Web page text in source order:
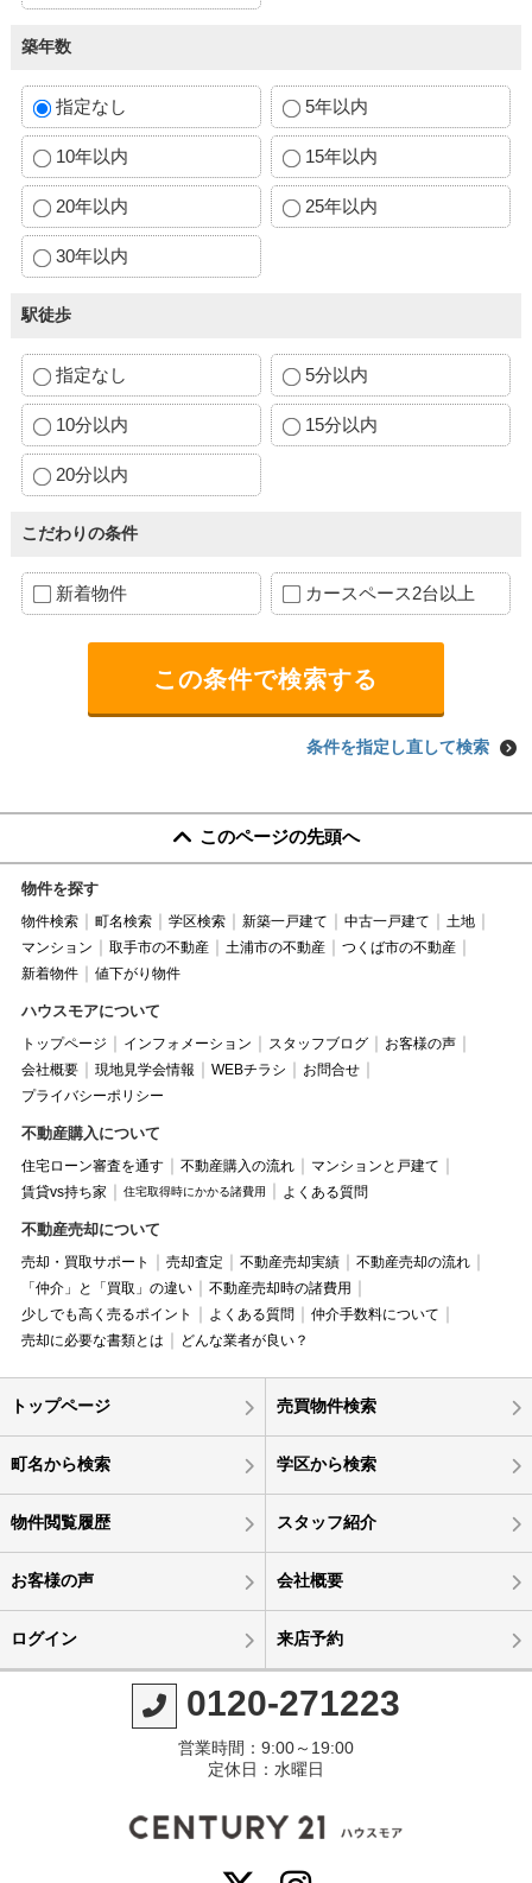
築年数
指定なし 5年以内
10年以内 15年以内
20年以内 25年以内
30年以内
駅徒歩
指定なし 5分以内
10分以内 15分以内
20分以内
こだわりの条件
新着物件 カースペース2台以上
条件を指定し直して検索
このページの先頭へ
物件を探す
物件検索 町名検索 学区検索 新築一戸建て 中古一戸建て
土地
マンション
取手市の不動産 土浦市の不動産
つくば市の不動産
新着物件
値下がり物件
ハウスモアについて
トップページ インフォメーション スタッフブログ
お客様の声
会社概要
現地見学会情報 WEBチラシ
お問合せ
プライバシーポリシー
不動産購入について
住宅ローン審査を通す 不動産購入の流れ
マンションと戸建て
賃貸vs持ち家
住宅取得時にかかる諸費用 よくある質問
不動産売却について
売却・買取サポート 売却査定 不動産売却実績
不動産売却の流れ
「仲介」と「買取」の違い
不動産売却時の諸費用
少しでも高く売るポイント
よくある質問
仲介手数料について
売却に必要な書類とは
どんな業者が良い？
トップページ 売買物件検索
町名から検索 学区から検索
物件閲覧履歴 スタッフ紹介
お客様の声 会社概要
ログイン 来店予約
0120-271223
営業時間：9:00～19:00
定休日：水曜日